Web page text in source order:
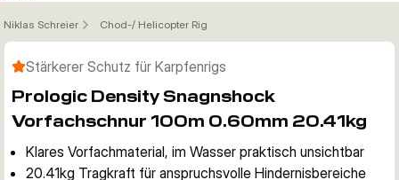
Niklas Schreier Chod-/ Helicopter Rig
Stärkerer Schutz für Karpfenrigs
Prologic Density Snagnshock
Vorfachschnur 100m 0.60mm 20.41kg
Klares Vorfachmaterial, im Wasser praktisch unsichtbar
20.41kg Tragkraft für anspruchsvolle Hindernisbereiche